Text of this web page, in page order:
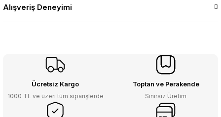
Alışveriş Deneyimi
Ücretsiz Kargo
1000 TL ve üzeri tüm siparişlerde
Toptan ve Perakende
Sınırsız Üretim